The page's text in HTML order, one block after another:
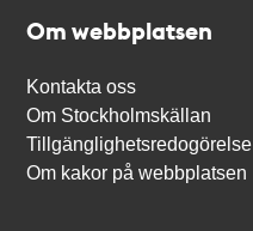
Om webbplatsen
Kontakta oss
Om Stockholmskällan
Tillgänglighetsredogörelse
Om kakor på webbplatsen